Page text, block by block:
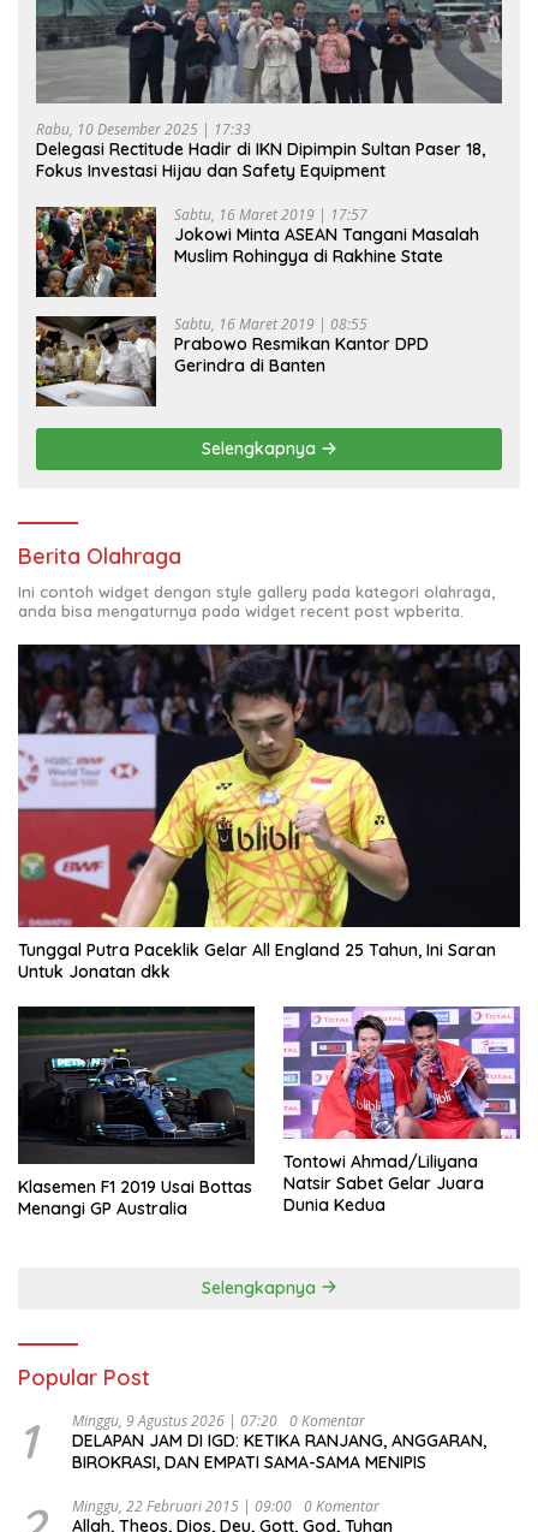
Rabu, 10 Desember 2025 | 17:33
Delegasi Rectitude Hadir di IKN Dipimpin Sultan Paser 18,
Fokus Investasi Hijau dan Safety Equipment
Sabtu, 16 Maret 2019 | 17:57
Jokowi Minta ASEAN Tangani Masalah
Muslim Rohingya di Rakhine State
Sabtu, 16 Maret 2019 | 08:55
Prabowo Resmikan Kantor DPD
Gerindra di Banten
Selengkapnya
Berita Olahraga
Ini contoh widget dengan style gallery pada kategori olahraga,
anda bisa mengaturnya pada widget recent post wpberita.
Tunggal Putra Paceklik Gelar All England 25 Tahun, Ini Saran
Untuk Jonatan dkk
Klasemen F1 2019 Usai Bottas
Menangi GP Australia
Tontowi Ahmad/Liliyana
Natsir Sabet Gelar Juara
Dunia Kedua
Selengkapnya
Popular Post
1 Minggu, 9 Agustus 2026 | 07:20 0 Komentar
DELAPAN JAM DI IGD: KETIKA RANJANG, ANGGARAN,
BIROKRASI, DAN EMPATI SAMA-SAMA MENIPIS
Minggu, 22 Februari 2015 | 09:00 0 Komentar
Allah, Theos, Dios, Deu, Gott, God, Tuhan